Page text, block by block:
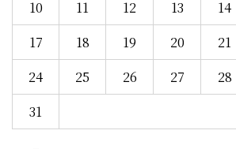
10
11 12 13 14
17
18 19 20 21
24
25 26 27 28
31